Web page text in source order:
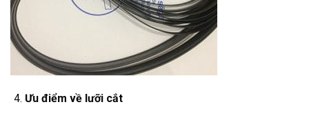
Ưu điểm về lưỡi cắt